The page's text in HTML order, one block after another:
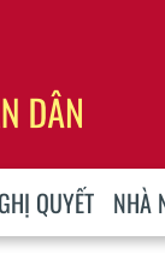
QUYẾT NHÀ